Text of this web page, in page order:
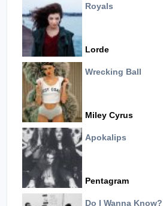
Royals
Lorde
Wrecking Ball
Miley Cyrus
Apokalips
Pentagram
Do I Wanna Know?